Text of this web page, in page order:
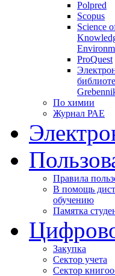
Polpred
Scopus
Science
ProQuest
По химии
Журнал РАЕ
Правила
В помощь
обучению
Памятка
Закупка
Сектор учета
Сектор